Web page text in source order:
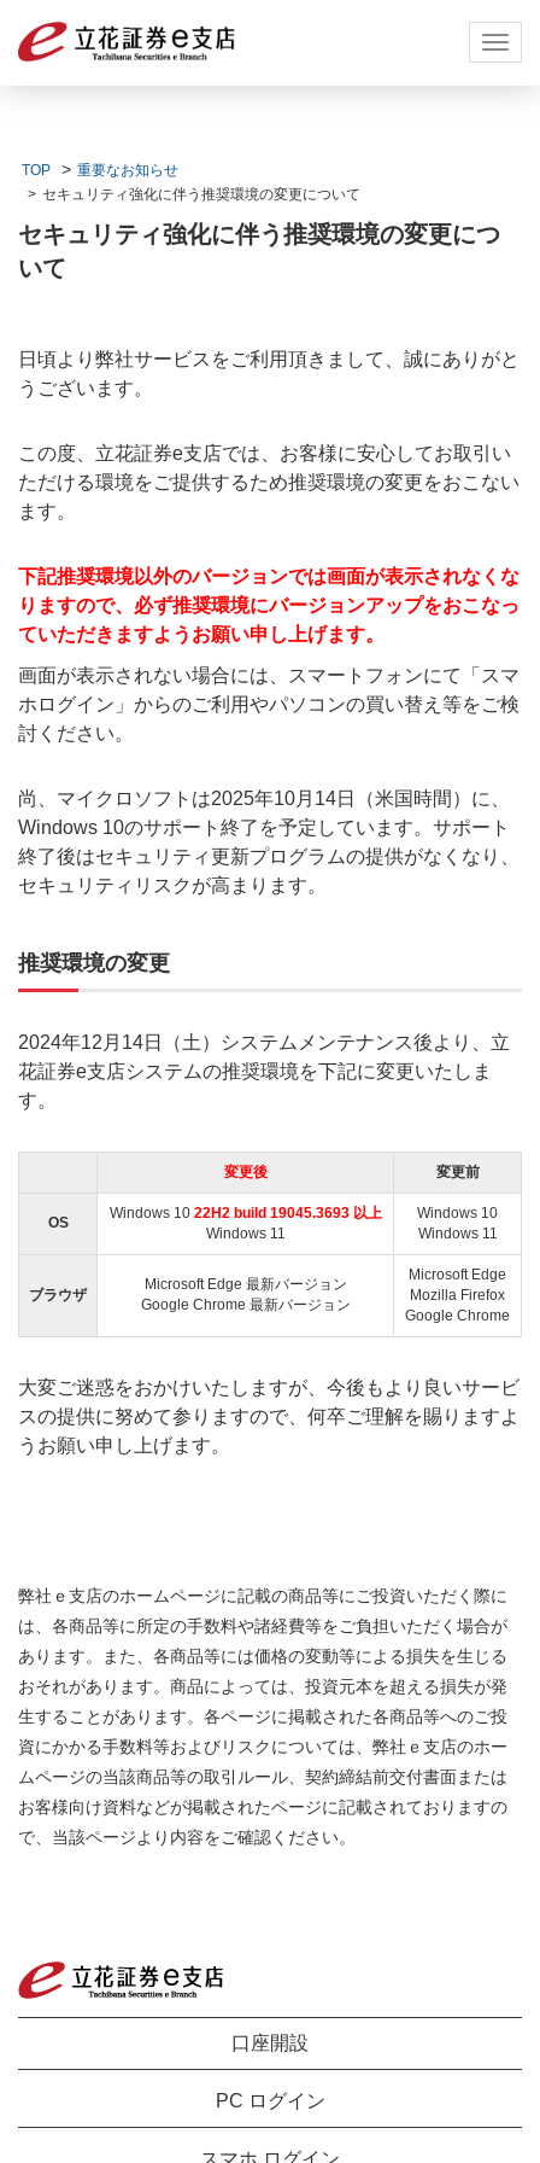
TOP
重要なお知らせ
セキュリティ強化に伴う推奨環境の変更について
セキュリティ強化に伴う推奨環境の変更につ
いて
日頃より弊社サービスをご利用頂きまして、誠にありがと
うございます。
この度、立花証券e支店では、お客様に安心してお取引い
ただける環境をご提供するため推奨環境の変更をおこない
ます。
下記推奨環境以外のバージョンでは画面が表示されなくな
りますので、必ず推奨環境にバージョンアップをおこなっ
ていただきますようお願い申し上げます。
画面が表示されない場合には、スマートフォンにて「スマ
ホログイン」からのご利用やパソコンの買い替え等をご検
討ください。
尚、マイクロソフトは2025年10月14日（米国時間）に、
Windows 10のサポート終了を予定しています。サポート
終了後はセキュリティ更新プログラムの提供がなくなり、
セキュリティリスクが高まります。
推奨環境の変更
2024年12月14日（土）システムメンテナンス後より、立
花証券e支店システムの推奨環境を下記に変更いたしま
す。
変更後 変更前
OS
Windows 10 22H2 build 19045.3693 以上
Windows 11
Windows 10
Windows 11
ブラウザ
Microsoft Edge 最新バージョン
Google Chrome 最新バージョン
Microsoft Edge
Mozilla Firefox
Google Chrome
大変ご迷惑をおかけいたしますが、今後もより良いサービ
スの提供に努めて参りますので、何卒ご理解を賜りますよ
うお願い申し上げます。
弊社ｅ支店のホームページに記載の商品等にご投資いただく際に
は、各商品等に所定の手数料や諸経費等をご負担いただく場合が
あります。また、各商品等には価格の変動等による損失を生じる
おそれがあります。商品によっては、投資元本を超える損失が発
生することがあります。各ページに掲載された各商品等へのご投
資にかかる手数料等およびリスクについては、弊社ｅ支店のホー
ムページの当該商品等の取引ルール、契約締結前交付書面または
お客様向け資料などが掲載されたページに記載されておりますの
で、当該ページより内容をご確認ください。
口座開設
PC ログイン
スマホ ログイン